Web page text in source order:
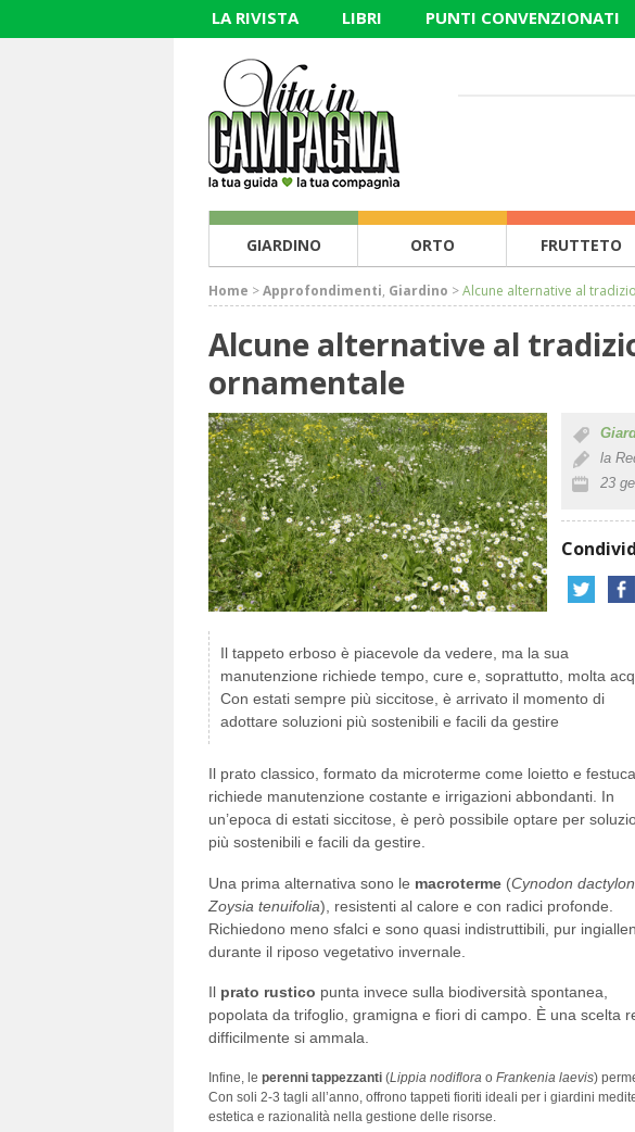
LA RIVISTA LIBRI PUNTI CONVENZIONATI
GIARDINO ORTO FRUTTETO
Home >Approfondimenti, Giardino >Alcune alternative al
Alcune alternative al
ornamentale
la
23
Il tappeto erboso è piacevole da vedere, ma la sua
manutenzione richiede tempo, cure e, soprattutto, molta
Con estati sempre più siccitose, è arrivato il momento di
adottare soluzioni più sostenibili e facili da gestire
Il prato classico, formato da microterme come loietto e festuca
richiede manutenzione costante e irrigazioni abbondanti In
un’epoca di estati siccitose, è però possibile optare per
più sostenibili e facili da gestire
Una prima alternativa sono le macroterme (Cynodon dactylon
Zoysia tenuifolia), resistenti al calore e con radici profonde
Richiedono meno sfalci e sono quasi indistruttibili, pur
durante il riposo vegetativo invernale
Il prato rustico punta invece sulla biodiversità spontanea,
popolata da trifoglio, gramigna e fiori di campo. È una scelta
difficilmente si ammala.
Infine, le perenni tappezzanti (Lippia nodiflora o Frankenia laevis)
Con soli 2-3 tagli all’anno, offrono tappeti fioriti ideali per i giardini
estetica e razionalità nella gestione delle risorse.